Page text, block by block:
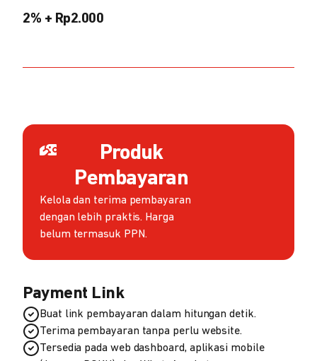
2% + Rp2.000
Produk
Pembayaran
Kelola dan terima pembayaran
dengan lebih praktis. Harga
belum termasuk PPN.
Payment Link
Buat link pembayaran dalam hitungan detik.
Terima pembayaran tanpa perlu website.
Tersedia pada web dashboard, aplikasi mobile